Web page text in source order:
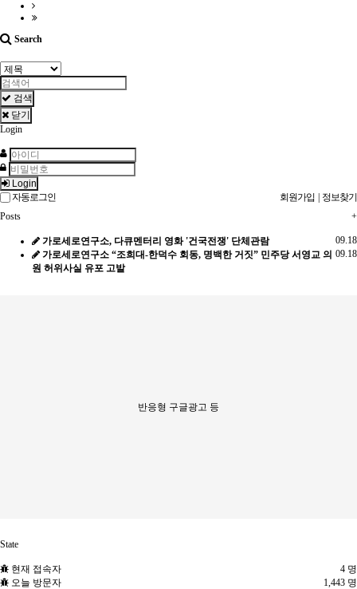
Search
검색
닫기
Login
Login
자동로그인
회원가입 | 정보찾기
+
Posts
09.18
가로세로연구소, 다큐멘터리 영화 '건국전쟁' 단체관람
09.18
가로세로연구소 “조희대-한덕수 회동, 명백한 거짓” 민주당 서영교 의
원 허위사실 유포 고발
반응형 구글광고 등
State
현재 접속자
4 명
오늘 방문자
1,443 명